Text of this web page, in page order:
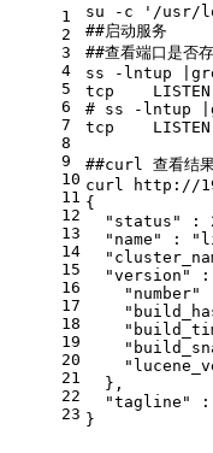
1
2
3
4
5
6
7
8
9
10
11
12
13
14
15
16
17
18
19
20
21
22
23
su -c '/usr/
##启动服务
##查看端口是否
ss -lntup
tcp
# ss -lntup
tcp
##curl 查看结
curl http://
{
"status" :
"name" :
"version" :
"number"
  },
"tagline"
}